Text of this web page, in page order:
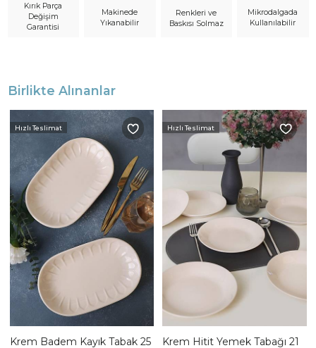
Kırık Parça
Değişim
Garantisi
Makinede
Yıkanabilir
Renkleri ve
Baskısı Solmaz
Mikrodalgada
Kullanılabilir
Birlikte Alınanlar
Hızlı Teslimat
Krem Badem Kayık Tabak 25
Hızlı Teslimat
Krem Hitit Yemek Tabağı 21